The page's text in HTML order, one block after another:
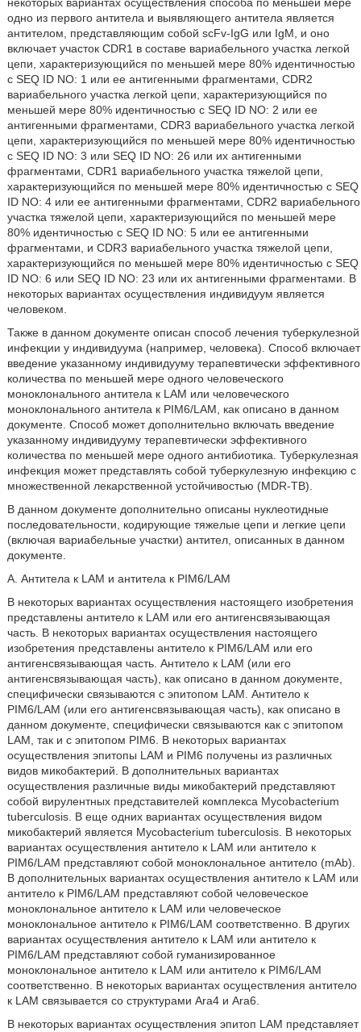
одно из первого антитела и выявляющего антитела является
антителом, представляющим собой scFv-IgG или IgM, и оно
включает участок CDR1 в составе вариабельного участка легкой
цепи, характеризующийся по меньшей мере 80% идентичностью
с SEQ ID NO: 1 или ее антигенными фрагментами, CDR2
вариабельного участка легкой цепи, характеризующийся по
меньшей мере 80% идентичностью с SEQ ID NO: 2 или ее
антигенными фрагментами, CDR3 вариабельного участка легкой
цепи, характеризующийся по меньшей мере 80% идентичностью
с SEQ ID NO: 3 или SEQ ID NO: 26 или их антигенными
фрагментами, CDR1 вариабельного участка тяжелой цепи,
характеризующийся по меньшей мере 80% идентичностью с SEQ
ID NO: 4 или ее антигенными фрагментами, CDR2 вариабельного
участка тяжелой цепи, характеризующийся по меньшей мере
80% идентичностью с SEQ ID NO: 5 или ее антигенными
фрагментами, и CDR3 вариабельного участка тяжелой цепи,
характеризующийся по меньшей мере 80% идентичностью с SEQ
ID NO: 6 или SEQ ID NO: 23 или их антигенными фрагментами. В
некоторых вариантах осуществления индивидуум является
человеком.
Также в данном документе описан способ лечения туберкулезной
инфекции у индивидуума (например, человека). Способ включает
введение указанному индивидууму терапевтически эффективного
количества по меньшей мере одного человеческого
моноклонального антитела к LAM или человеческого
моноклонального антитела к PIM6/LAM, как описано в данном
документе. Способ может дополнительно включать введение
указанному индивидууму терапевтически эффективного
количества по меньшей мере одного антибиотика. Туберкулезная
инфекция может представлять собой туберкулезную инфекцию с
множественной лекарственной устойчивостью (MDR-TB).
В данном документе дополнительно описаны нуклеотидные
последовательности, кодирующие тяжелые цепи и легкие цепи
(включая вариабельные участки) антител, описанных в данном
документе.
А. Антитела к LAM и антитела к PIM6/LAM
В некоторых вариантах осуществления настоящего изобретения
представлены антитело к LAM или его антигенсвязывающая
часть. В некоторых вариантах осуществления настоящего
изобретения представлены антитело к PIM6/LAM или его
антигенсвязывающая часть. Антитело к LAM (или его
антигенсвязывающая часть), как описано в данном документе,
специфически связываются с эпитопом LAM. Антитело к
PIM6/LAM (или его антигенсвязывающая часть), как описано в
данном документе, специфически связываются как с эпитопом
LAM, так и с эпитопом PIM6. В некоторых вариантах
осуществления эпитопы LAM и PIM6 получены из различных
видов микобактерий. В дополнительных вариантах
осуществления различные виды микобактерий представляют
собой вирулентных представителей комплекса Mycobacterium
tuberculosis. В еще одних вариантах осуществления видом
микобактерий является Mycobacterium tuberculosis. В некоторых
вариантах осуществления антитело к LAM или антитело к
PIM6/LAM представляют собой моноклональное антитело (mAb).
В дополнительных вариантах осуществления антитело к LAM или
антитело к PIM6/LAM представляют собой человеческое
моноклональное антитело к LAM или человеческое
моноклональное антитело к PIM6/LAM соответственно. В других
вариантах осуществления антитело к LAM или антитело к
PIM6/LAM представляют собой гуманизированное
моноклональное антитело к LAM или антитело к PIM6/LAM
соответственно. В некоторых вариантах осуществления антитело
к LAM связывается со структурами Ara4 и Ara6.
В некоторых вариантах осуществления эпитоп LAM представляет